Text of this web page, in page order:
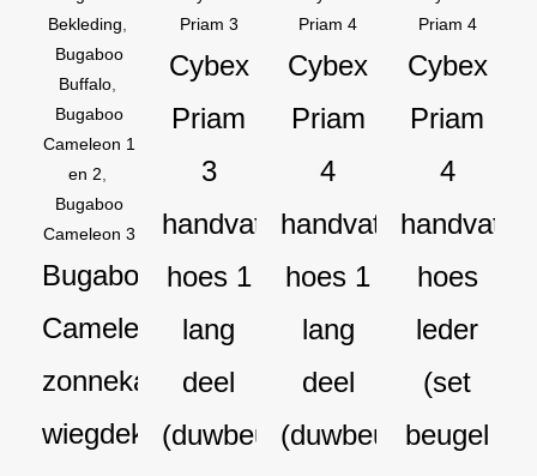
Bekleding
Bugaboo
Buffalo,
Bugaboo
Cameleon 1
en 2
Bugaboo
Cameleon 3
Bugaboo
Cameleon
zonnekap
wiegdekje
Priam 3
Cybex
Priam
3
handvat
hoes 1
lang
deel
(duwbeugel
Priam 4
Cybex
Priam
4
handvat
hoes 1
lang
deel
(duwbeugel
Priam 4
Cybex
Priam
4
handvat
hoes
leder
(set
beugel